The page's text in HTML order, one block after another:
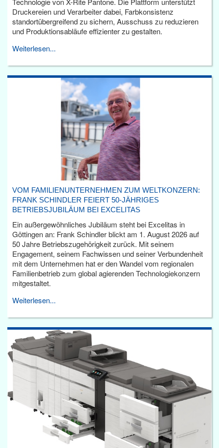
Druckereien und Verarbeiter dabei, Farbkonsistenz
standortübergreifend zu sichern, Ausschuss zu reduzieren
und Produktionsabläufe effizienter zu gestalten.
Weiterlesen...
VOM FAMILIENUNTERNEHMEN ZUM WELTKONZERN:
FRANK SCHINDLER FEIERT 50-JÄHRIGES
BETRIEBSJUBILÄUM BEI EXCELITAS
Ein außergewöhnliches Jubiläum steht bei Excelitas in
Göttingen an: Frank Schindler blickt am 1. August 2026 auf
50 Jahre Betriebszugehörigkeit zurück. Mit seinem
Engagement, seinem Fachwissen und seiner Verbundenheit
mit dem Unternehmen hat er den Wandel vom regionalen
Familienbetrieb zum global agierenden Technologiekonzern
mitgestaltet.
Weiterlesen...